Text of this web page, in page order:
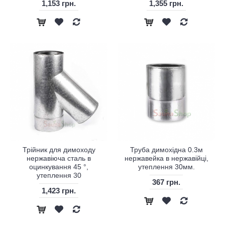
1,153 грн. 1,355 грн.
Трійник для димоходу
нержавіюча сталь в
оцинкування 45 °,
утеплення 30
1,423 грн.
Труба димохідна 0.3м
нержавейка в нержавійці,
утеплення 30мм.
367 грн.